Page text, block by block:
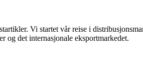
Vi startet vår reise i
og det internasjonale eksportmarkedet.